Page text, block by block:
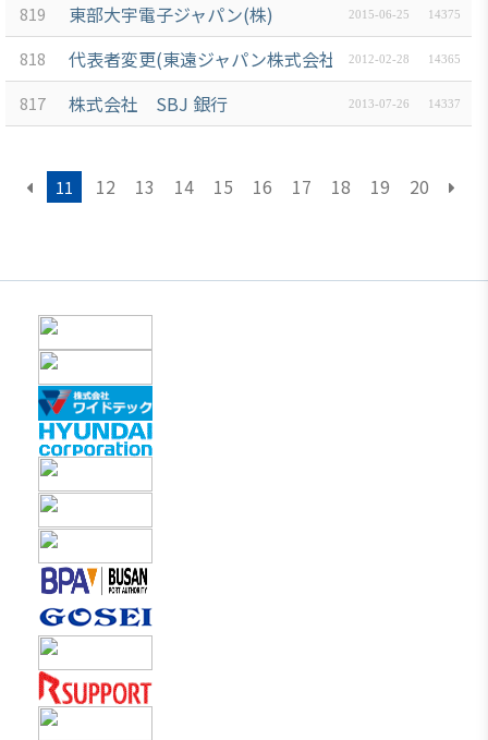
819 東部大宇電子ジャパン(株) 2015-06-25 14375
818 代表者変更(東遠ジャパン株式会社) 2012-02-28 14365
817 株式会社 SBJ 銀行 2013-07-26 14337
11 12 13 14 15 16 17 18 19 20